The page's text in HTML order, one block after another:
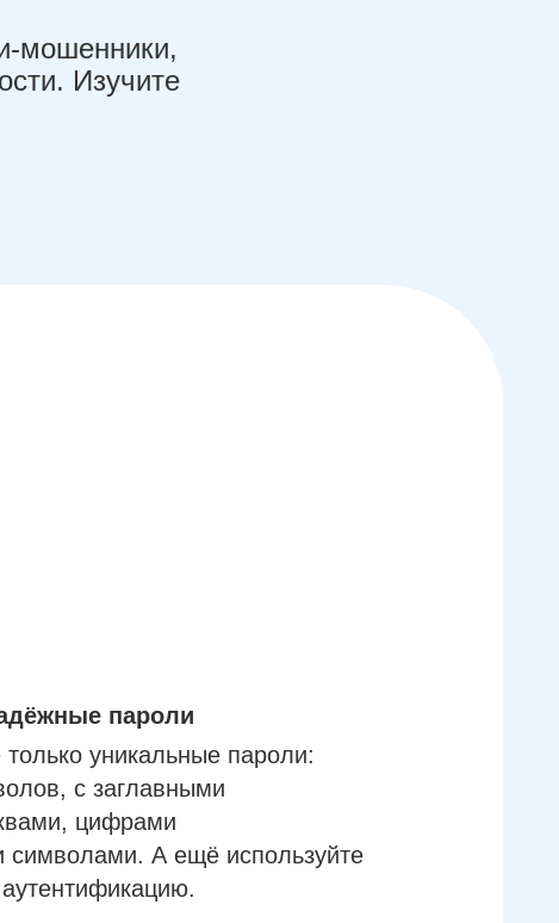
мошенники,
Изучите
пароли
уникальные пароли:
с заглавными
цифрами
символами. А ещё используйте